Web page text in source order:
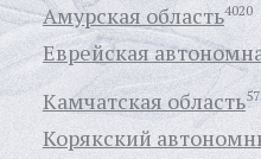
Амурская область4020
Еврейская
Камчатская область
Корякский